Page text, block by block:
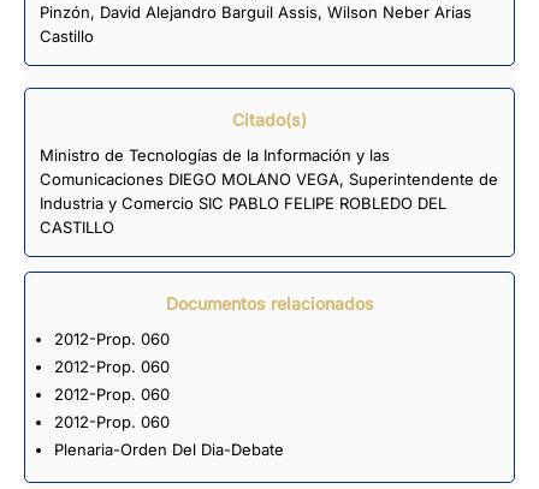
Pinzón, David Alejandro Barguil Assis, Wilson Neber Arias
Castillo
Citado(s)
Ministro de Tecnologías de la Información y las
Comunicaciones DIEGO MOLANO VEGA, Superintendente de
Industria y Comercio SIC PABLO FELIPE ROBLEDO DEL
CASTILLO
Documentos relacionados
2012-Prop. 060
2012-Prop. 060
2012-Prop. 060
2012-Prop. 060
Plenaria-Orden Del Dia-Debate